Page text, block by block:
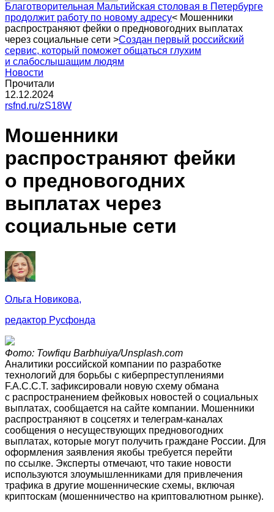
Благотворительная Мальтийская столовая в Петербурге
продолжит работу по новому адресу< Мошенники
распространяют фейки о предновогодних выплатах
через социальные сети >Создан первый российский
сервис, который поможет общаться глухим
и слабослышащим людям
Новости
Прочитали
12.12.2024
rsfnd.ru/zS18W
Мошенники
распространяют фейки
о предновогодних
выплатах через
социальные сети
Ольга Новикова,
редактор Русфонда
Фото: Towfiqu Barbhuiya/Unsplash.com
Аналитики российской компании по разработке
технологий для борьбы с киберпреступлениями
F.A.C.C.T. зафиксировали новую схему обмана
с распространением фейковых новостей о социальных
выплатах, сообщается на сайте компании. Мошенники
распространяют в соцсетях и телеграм-каналах
сообщения о несуществующих предновогодних
выплатах, которые могут получить граждане России. Для
оформления заявления якобы требуется перейти
по ссылке. Эксперты отмечают, что такие новости
используются злоумышленниками для привлечения
трафика в другие мошеннические схемы, включая
криптоскам (мошенничество на криптовалютном рынке).